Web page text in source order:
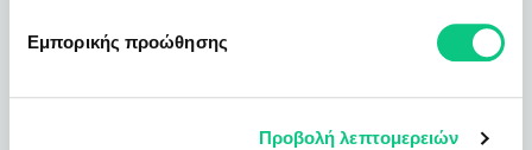
Εμπορικής προώθησης
Προβολή λεπτομερειών